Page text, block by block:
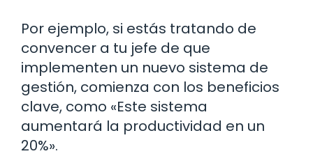
Por ejemplo, si estás tratando de
convencer a tu jefe de que
implementen un nuevo sistema de
gestión, comienza con los beneficios
clave, como «Este sistema
aumentará la productividad en un
20%».